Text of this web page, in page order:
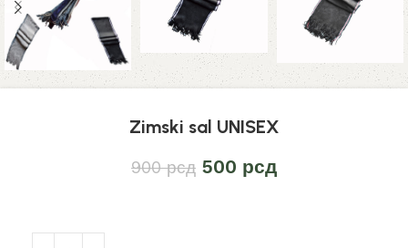
Zimski sal UNISEX
900рсд 500 рсд